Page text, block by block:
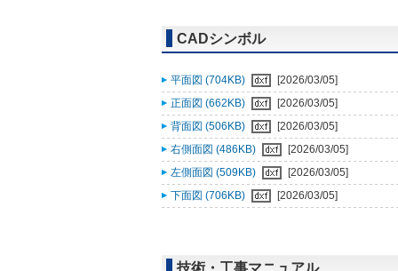
CADシンボル
平面図 (704KB)
[2026/03/05]
正面図 (662KB)
[2026/03/05]
背面図 (506KB)
[2026/03/05]
右側面図 (486KB)
[2026/03/05]
左側面図 (509KB)
[2026/03/05]
下面図 (706KB)
[2026/03/05]
技術・工事マニュアル